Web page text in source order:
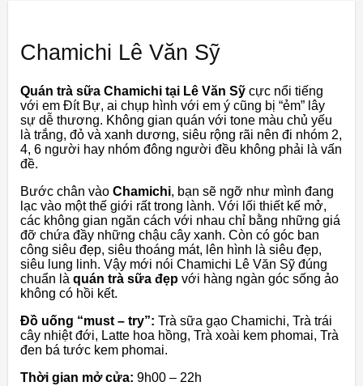
Chamichi Lê Văn Sỹ
Quán trà sữa Chamichi tại Lê Văn Sỹ cực nổi tiếng
với em Đít Bự, ai chụp hình với em ý cũng bị “ẻm” lây
sự dễ thương. Không gian quán với tone màu chủ yếu
là trắng, đỏ và xanh dương, siêu rộng rãi nên đi nhóm 2,
4, 6 người hay nhóm đông người đều không phải là vấn
đề.
Bước chân vào Chamichi, bạn sẽ ngỡ như mình đang
lạc vào một thế giới rất trong lành. Với lối thiết kế mở,
các không gian ngăn cách với nhau chỉ bằng những giá
đỡ chứa đầy những chậu cây xanh. Còn có góc ban
công siêu đẹp, siêu thoáng mát, lên hình là siêu đẹp,
siêu lung linh. Vậy mới nói Chamichi Lê Văn Sỹ đúng
chuẩn là quán trà sữa đẹp với hàng ngàn góc sống ảo
không có hồi kết.
Đồ uống “must – try”: Trà sữa gạo Chamichi, Trà trái
cây nhiệt đới, Latte hoa hồng, Trà xoài kem phomai, Trà
đen bá tước kem phomai.
Thời gian mở cửa: 9h00 – 22h